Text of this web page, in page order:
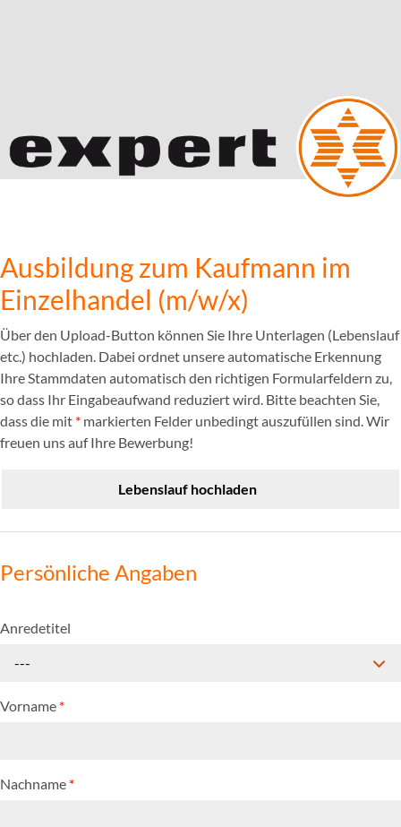
Ausbildung zum Kaufmann im
Einzelhandel (m/w/x)
Über den Upload-Button können Sie Ihre Unterlagen (Lebenslauf
etc.) hochladen. Dabei ordnet unsere automatische Erkennung
Ihre Stammdaten automatisch den richtigen Formularfeldern zu,
so dass Ihr Eingabeaufwand reduziert wird. Bitte beachten Sie,
dass die mit * markierten Felder unbedingt auszufüllen sind. Wir
freuen uns auf Ihre Bewerbung!
Lebenslauf hochladen
Persönliche Angaben
Anredetitel
---
Vorname *
Nachname *